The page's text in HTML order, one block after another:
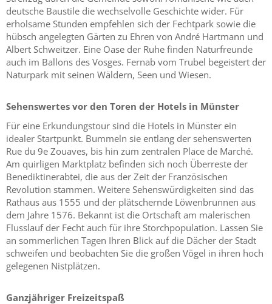
deutsche Baustile die wechselvolle Geschichte wider. Für
erholsame Stunden empfehlen sich der Fechtpark sowie die
hübsch angelegten Gärten zu Ehren von André Hartmann und
Albert Schweitzer. Eine Oase der Ruhe finden Naturfreunde
auch im Ballons des Vosges. Fernab vom Trubel begeistert der
Naturpark mit seinen Wäldern, Seen und Wiesen.
Sehenswertes vor den Toren der Hotels in Münster
Für eine Erkundungstour sind die Hotels in Münster ein
idealer Startpunkt. Bummeln sie entlang der sehenswerten
Rue du 9e Zouaves, bis hin zum zentralen Place de Marché.
Am quirligen Marktplatz befinden sich noch Überreste der
Benediktinerabtei, die aus der Zeit der Französischen
Revolution stammen. Weitere Sehenswürdigkeiten sind das
Rathaus aus 1555 und der plätschernde Löwenbrunnen aus
dem Jahre 1576. Bekannt ist die Ortschaft am malerischen
Flusslauf der Fecht auch für ihre Storchpopulation. Lassen Sie
an sommerlichen Tagen Ihren Blick auf die Dächer der Stadt
schweifen und beobachten Sie die großen Vögel in ihren hoch
gelegenen Nistplätzen.
Ganzjähriger Freizeitspaß